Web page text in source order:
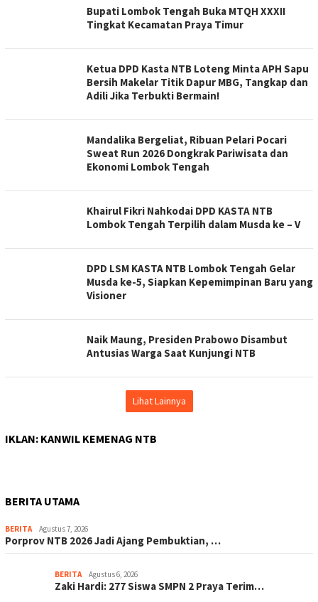
Bupati Lombok Tengah Buka MTQH XXXII
Tingkat Kecamatan Praya Timur
Ketua DPD Kasta NTB Loteng Minta APH Sapu
Bersih Makelar Titik Dapur MBG, Tangkap dan
Adili Jika Terbukti Bermain!
Mandalika Bergeliat, Ribuan Pelari Pocari
Sweat Run 2026 Dongkrak Pariwisata dan
Ekonomi Lombok Tengah
Khairul Fikri Nahkodai DPD KASTA NTB
Lombok Tengah Terpilih dalam Musda ke – V
DPD LSM KASTA NTB Lombok Tengah Gelar
Musda ke-5, Siapkan Kepemimpinan Baru yang
Visioner
Naik Maung, Presiden Prabowo Disambut
Antusias Warga Saat Kunjungi NTB
Lihat Lainnya
IKLAN: KANWIL KEMENAG NTB
BERITA UTAMA
BERITA Agustus 7, 2026
Porprov NTB 2026 Jadi Ajang Pembuktian, …
BERITA Agustus 6, 2026
Zaki Hardi: 277 Siswa SMPN 2 Praya Terim…